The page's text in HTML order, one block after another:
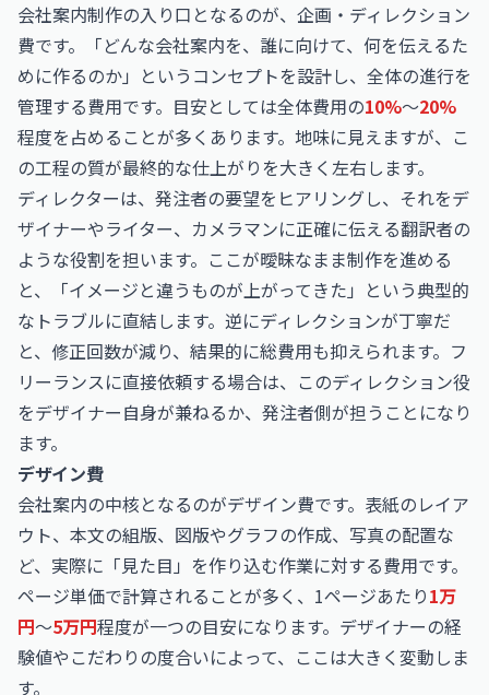
会社案内制作の入り口となるのが、企画・ディレクション
費です。「どんな会社案内を、誰に向けて、何を伝えるた
めに作るのか」というコンセプトを設計し、全体の進行を
管理する費用です。目安としては全体費用の10%〜20%
程度を占めることが多くあります。地味に見えますが、こ
の工程の質が最終的な仕上がりを大きく左右します。
ディレクターは、発注者の要望をヒアリングし、それをデ
ザイナーやライター、カメラマンに正確に伝える翻訳者の
ような役割を担います。ここが曖昧なまま制作を進める
と、「イメージと違うものが上がってきた」という典型的
なトラブルに直結します。逆にディレクションが丁寧だ
と、修正回数が減り、結果的に総費用も抑えられます。フ
リーランスに直接依頼する場合は、このディレクション役
をデザイナー自身が兼ねるか、発注者側が担うことになり
ます。
デザイン費
会社案内の中核となるのがデザイン費です。表紙のレイア
ウト、本文の組版、図版やグラフの作成、写真の配置な
ど、実際に「見た目」を作り込む作業に対する費用です。
ページ単価で計算されることが多く、1ページあたり1万
円〜5万円程度が一つの目安になります。デザイナーの経
験値やこだわりの度合いによって、ここは大きく変動しま
す。